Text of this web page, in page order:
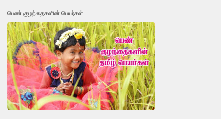
பெண் குழந்தைகளின் பெயர்கள்